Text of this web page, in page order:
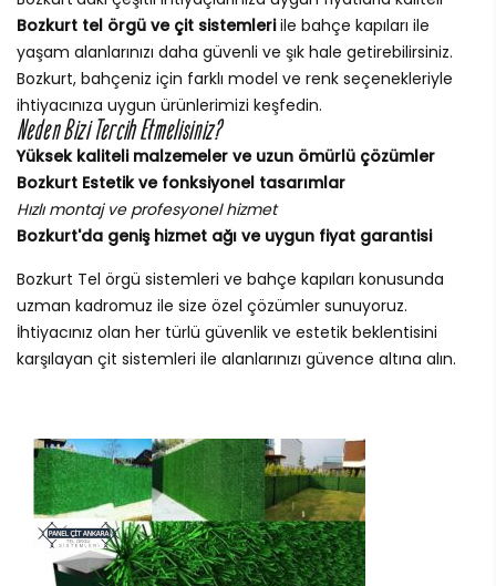
Bozkurt tel örgü ve çit sistemleriile bahçe kapıları ile
yaşam alanlarınızı daha güvenli ve şık hale getirebilirsiniz.
Bozkurt, bahçeniz için farklı model ve renk seçenekleriyle
ihtiyacınıza uygun ürünlerimizi keşfedin.
Neden Bizi Tercih Etmelisiniz?
Yüksek kaliteli malzemeler ve uzun ömürlü çözümler
Bozkurt Estetik ve fonksiyonel tasarımlar
Hızlı montaj ve profesyonel hizmet
Bozkurt'da geniş hizmet ağı ve uygun fiyat garantisi
Bozkurt Tel örgü sistemleri ve bahçe kapıları konusunda
uzman kadromuz ile size özel çözümler sunuyoruz.
İhtiyacınız olan her türlü güvenlik ve estetik beklentisini
karşılayan çit sistemleri ile alanlarınızı güvence altına alın.